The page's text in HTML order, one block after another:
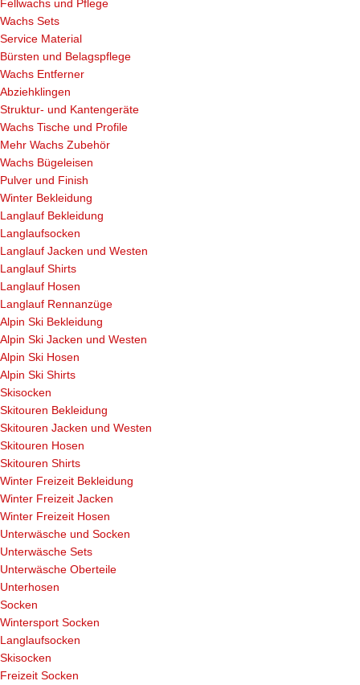
Fellwachs und Pflege
Wachs Sets
Service Material
Bürsten und Belagspflege
Wachs Entferner
Abziehklingen
Struktur- und Kantengeräte
Wachs Tische und Profile
Mehr Wachs Zubehör
Wachs Bügeleisen
Pulver und Finish
Winter Bekleidung
Langlauf Bekleidung
Langlaufsocken
Langlauf Jacken und Westen
Langlauf Shirts
Langlauf Hosen
Langlauf Rennanzüge
Alpin Ski Bekleidung
Alpin Ski Jacken und Westen
Alpin Ski Hosen
Alpin Ski Shirts
Skisocken
Skitouren Bekleidung
Skitouren Jacken und Westen
Skitouren Hosen
Skitouren Shirts
Winter Freizeit Bekleidung
Winter Freizeit Jacken
Winter Freizeit Hosen
Unterwäsche und Socken
Unterwäsche Sets
Unterwäsche Oberteile
Unterhosen
Socken
Wintersport Socken
Langlaufsocken
Skisocken
Freizeit Socken